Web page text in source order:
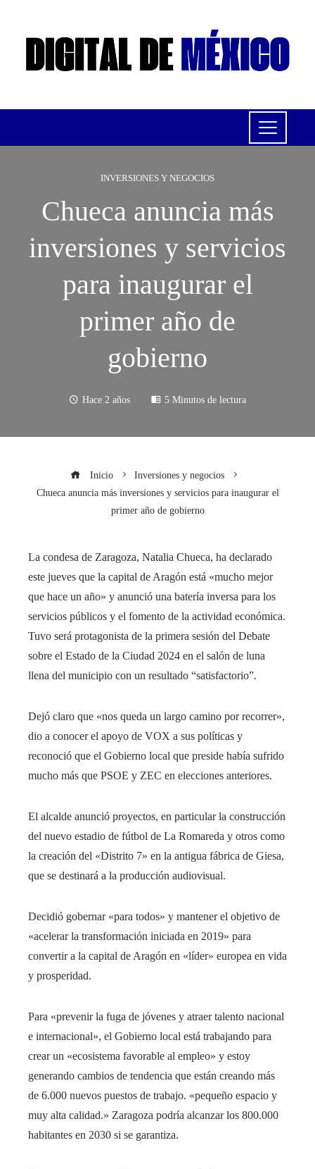
INVERSIONES Y NEGOCIOS
Chueca anuncia más
inversiones y servicios
para inaugurar el
primer año de
gobierno
Hace 2 años 5 Minutos de lectura
Inicio
Inversiones y negocios
Chueca anuncia más inversiones y servicios para inaugurar el
primer año de gobierno
La condesa de Zaragoza, Natalia Chueca, ha declarado
este jueves que la capital de Aragón está «mucho mejor
que hace un año» y anunció una batería inversa para los
servicios públicos y el fomento de la actividad económica.
Tuvo será protagonista de la primera sesión del Debate
sobre el Estado de la Ciudad 2024 en el salón de luna
llena del municipio con un resultado “satisfactorio”.
Dejó claro que «nos queda un largo camino por recorrer»,
dio a conocer el apoyo de VOX a sus políticas y
reconoció que el Gobierno local que preside había sufrido
mucho más que PSOE y ZEC en elecciones anteriores.
El alcalde anunció proyectos, en particular la construcción
del nuevo estadio de fútbol de La Romareda y otros como
la creación del «Distrito 7» en la antigua fábrica de Giesa,
que se destinará a la producción audiovisual.
Decidió gobernar «para todos» y mantener el objetivo de
«acelerar la transformación iniciada en 2019» para
convertir a la capital de Aragón en «líder» europea en vida
y prosperidad.
Para «prevenir la fuga de jóvenes y atraer talento nacional
e internacional», el Gobierno local está trabajando para
crear un «ecosistema favorable al empleo» y estoy
generando cambios de tendencia que están creando más
de 6.000 nuevos puestos de trabajo. «pequeño espacio y
muy alta calidad.» Zaragoza podría alcanzar los 800.000
habitantes en 2030 si se garantiza.